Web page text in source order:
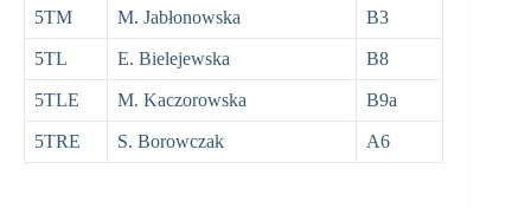
5TM M. Jabłonowska B3
5TL E. Bielejewska B8
5TLE M. Kaczorowska B9a
5TRE S. Borowczak A6